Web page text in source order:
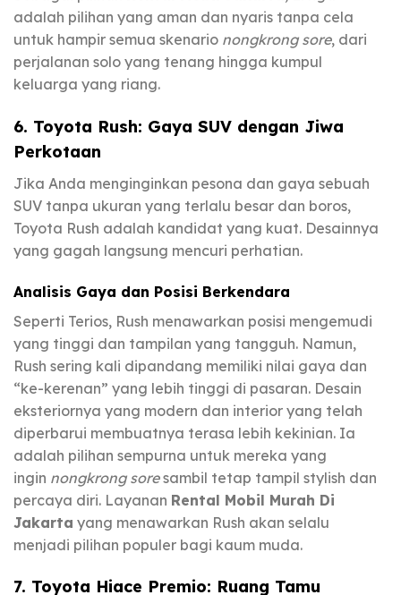
adalah pilihan yang aman dan nyaris tanpa cela
untuk hampir semua skenario nongkrong sore, dari
perjalanan solo yang tenang hingga kumpul
keluarga yang riang.
6. Toyota Rush: Gaya SUV dengan Jiwa
Perkotaan
Jika Anda menginginkan pesona dan gaya sebuah
SUV tanpa ukuran yang terlalu besar dan boros,
Toyota Rush adalah kandidat yang kuat. Desainnya
yang gagah langsung mencuri perhatian.
Analisis Gaya dan Posisi Berkendara
Seperti Terios, Rush menawarkan posisi mengemudi
yang tinggi dan tampilan yang tangguh. Namun,
Rush sering kali dipandang memiliki nilai gaya dan
“ke-kerenan” yang lebih tinggi di pasaran. Desain
eksteriornya yang modern dan interior yang telah
diperbarui membuatnya terasa lebih kekinian. Ia
adalah pilihan sempurna untuk mereka yang
ingin nongkrong soresambil tetap tampil stylish dan
percaya diri. Layanan Rental Mobil Murah Di
Jakarta yang menawarkan Rush akan selalu
menjadi pilihan populer bagi kaum muda.
7. Toyota Hiace Premio: Ruang Tamu